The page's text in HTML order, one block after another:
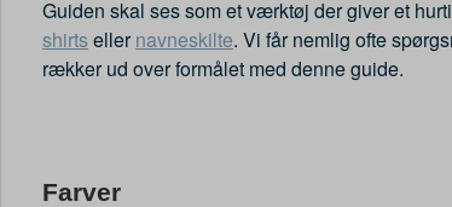
Guiden skal ses som et værktøj der giver et
shirtseller navneskilte. Vi får nemlig ofte
rækker ud over formålet med denne guide.
Farver